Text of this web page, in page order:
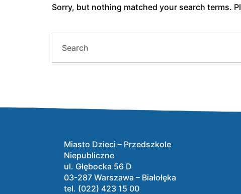
Sorry, but nothing matched your search terms.
Miasto Dzieci – Przedszkole
Niepubliczne
ul. Głębocka 56 D
03-287 Warszawa – Białołęka
tel. (022) 423 15 00